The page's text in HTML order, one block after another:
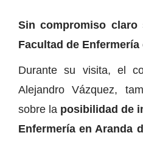
Sin compromiso
Facultad de Enfermería
Durante su visita, el
Alejandro Vázquez,
sobre la posibilidad de
Enfermería en Aranda